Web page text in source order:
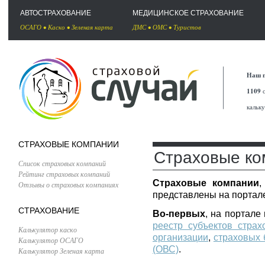
АВТОСТРАХОВАНИЕ
ОСАГО • Каско • Зеленая карта
МЕДИЦИНСКОЕ СТРАХОВАНИЕ
ДМС• ОМС• Туристов
Наш
1109
СТРАХОВЫЕ КОМПАНИИ
Список страховых компаний
Рейтинг страховых компаний
Отзывы о страховых компаниях
СТРАХОВАНИЕ
Калькулятор каско
Калькулятор ОСАГО
Калькулятор Зеленая карта
Страховые
Страховые компании,
представлены на
Во-первых, на
реестр субъектов
организации, страховых
(ОВС).